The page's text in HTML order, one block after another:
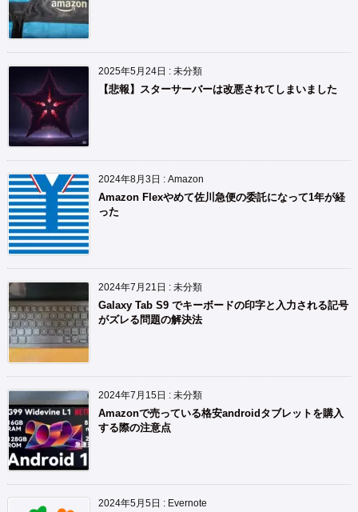
2025年5月24日 : 未分類
【悲報】スターサーバーは改悪されてしまいました
2024年8月3日 : Amazon
Amazon Flexやめて佐川急便の委託になって1年が経
った
2024年7月21日 : 未分類
Galaxy Tab S9 でキーボードの印字と入力される記号
がズレる問題の解決法
2024年7月15日 : 未分類
Amazonで売っている格安androidタブレットを購入
する際の注意点
2024年5月5日 : Evernote